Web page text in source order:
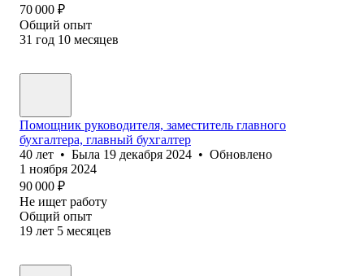
70 000 ₽
Общий опыт
31 год 10 месяцев
Помощник руководителя, заместитель главного
бухгалтера, главный бухгалтер
40 лет • Была 19 декабря 2024 • Обновлено
1 ноября 2024
90 000 ₽
Не ищет работу
Общий опыт
19 лет 5 месяцев